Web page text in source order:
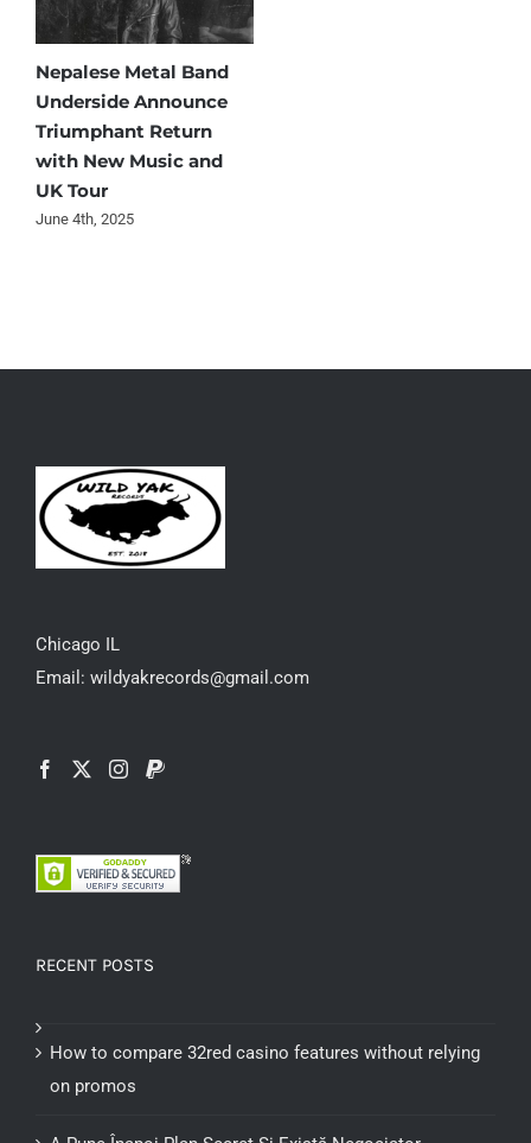
Nepalese Metal Band
Underside Announce
Triumphant Return
with New Music and
UK Tour
June 4th, 2025
Chicago IL
Email: wildyakrecords@gmail.com
RECENT POSTS
How to compare 32red casino features without relying
on promos